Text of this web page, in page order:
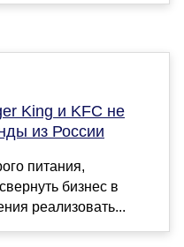
King и KFC не
из России
питания,
бизнес в
реализовать...